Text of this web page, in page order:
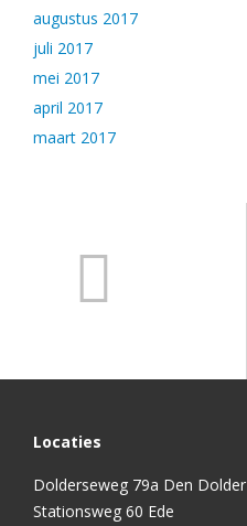
augustus 2017
juli 2017
mei 2017
april 2017
maart 2017
Locaties
Dolderseweg 79a Den Dolder
Stationsweg 60 Ede